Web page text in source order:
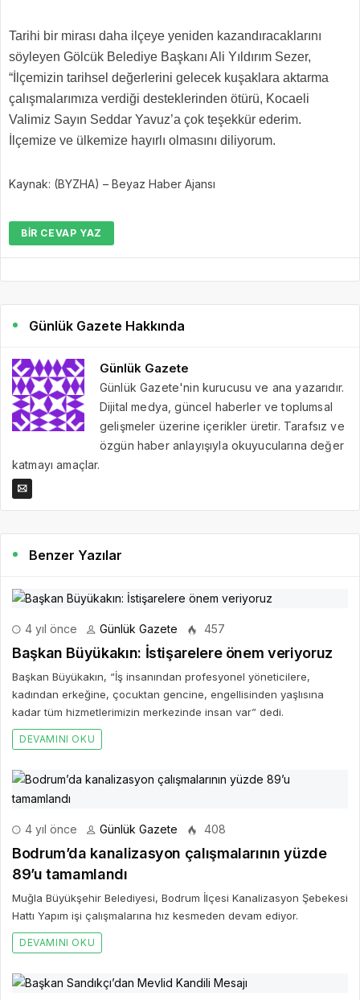
Tarihi bir mirası daha ilçeye yeniden kazandıracaklarını
söyleyen Gölcük Belediye Başkanı Ali Yıldırım Sezer,
“İlçemizin tarihsel değerlerini gelecek kuşaklara aktarma
çalışmalarımıza verdiği desteklerinden ötürü, Kocaeli
Valimiz Sayın Seddar Yavuz’a çok teşekkür ederim.
İlçemize ve ülkemize hayırlı olmasını diliyorum.
Kaynak: (BYZHA) – Beyaz Haber Ajansı
BIR CEVAP YAZ
Günlük Gazete Hakkında
Günlük Gazete
Günlük Gazete'nin kurucusu ve ana yazarıdır.
Dijital medya, güncel haberler ve toplumsal
gelişmeler üzerine içerikler üretir. Tarafsız ve
özgün haber anlayışıyla okuyucularına değer
katmayı amaçlar.
Benzer Yazılar
4 yıl önce Günlük Gazete 457
Başkan Büyükakın: İstişarelere önem veriyoruz
Başkan Büyükakın, “İş insanından profesyonel yöneticilere,
kadından erkeğine, çocuktan gencine, engellisinden yaşlısına
kadar tüm hizmetlerimizin merkezinde insan var” dedi.
DEVAMINI OKU
4 yıl önce Günlük Gazete 408
Bodrum’da kanalizasyon çalışmalarının yüzde
89’u tamamlandı
Muğla Büyükşehir Belediyesi, Bodrum İlçesi Kanalizasyon Şebekesi
Hattı Yapım işi çalışmalarına hız kesmeden devam ediyor.
DEVAMINI OKU